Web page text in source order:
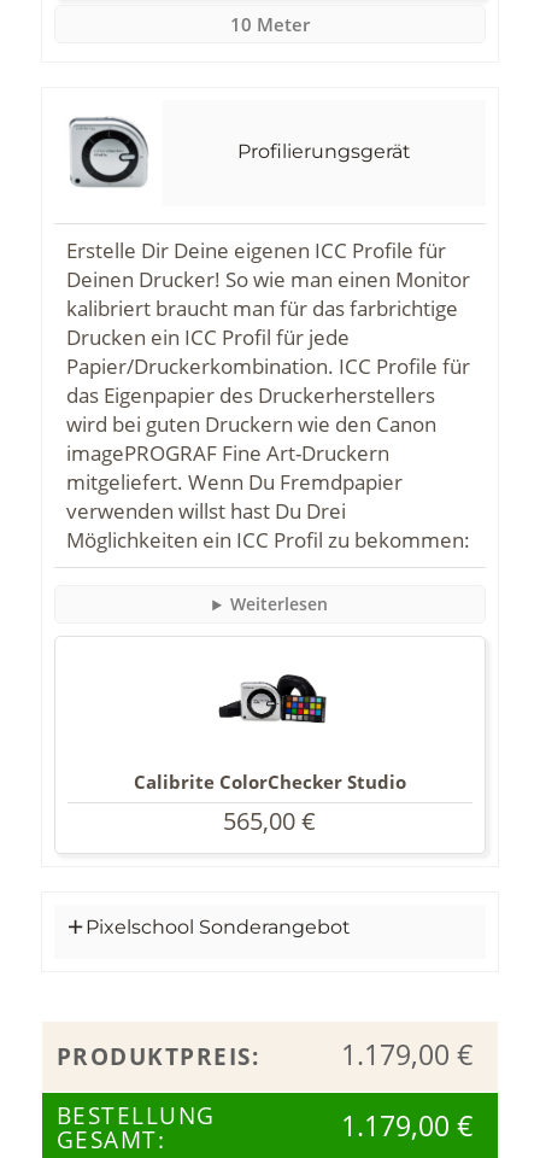
10 Meter
Profilierungsgerät
Erstelle Dir Deine eigenen ICC Profile für
Deinen Drucker! So wie man einen Monitor
kalibriert braucht man für das farbrichtige
Drucken ein ICC Profil für jede
Papier/Druckerkombination. ICC Profile für
das Eigenpapier des Druckerherstellers
wird bei guten Druckern wie den Canon
imagePROGRAF Fine Art-Druckern
mitgeliefert. Wenn Du Fremdpapier
verwenden willst hast Du Drei
Möglichkeiten ein ICC Profil zu bekommen:
Weiterlesen
Calibrite ColorChecker Studio
565,00€
Pixelschool Sonderangebot
PRODUKTPREIS: 1.179,00 €
BESTELLUNG
GESAMT: 1.179,00 €